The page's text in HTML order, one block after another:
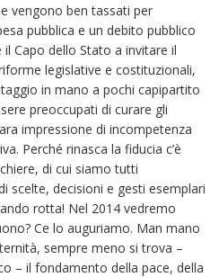
vengono ben tassati per
pubblica e un debito pubblico
Capo dello Stato a invitare il
legislative e costituzionali,
in mano a pochi capipartito
preoccupati di curare gli
impressione di incompetenza
Perché rinasca la fiducia c’è
di cui siamo tutti
scelte, decisioni e gesti esemplari
rotta! Nel 2014 vedremo
Ce lo auguriamo. Man mano
sempre meno si trova –
– il fondamento della pace, della